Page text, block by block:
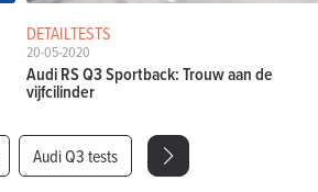
DETAILTESTS
20-05-2020
Audi RS Q3 Sportback: Trouw aan de
vijfcilinder
Audi Q3 tests